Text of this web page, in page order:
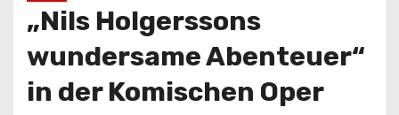
„Nils Holgerssons
wundersame Abenteuer“
in der Komischen Oper